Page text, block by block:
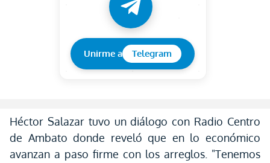
Unirme a Telegram
Héctor Salazar tuvo un diálogo con Radio Centro
de Ambato donde reveló que en lo económico
avanzan a paso firme con los arreglos. "Tenemos